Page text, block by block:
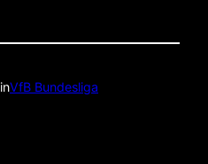
inVfB Bundesliga